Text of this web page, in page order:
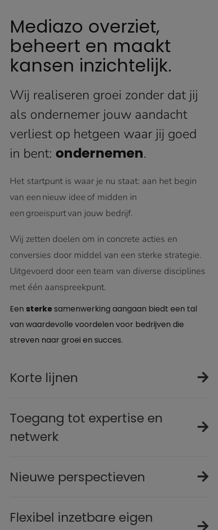
Mediazo overziet,
beheert en maakt
kansen inzichtelijk.
Wij realiseren groei zonder dat jij
als ondernemer jouw aandacht
verliest op hetgeen waar jij goed
in bent: ondernemen.
Het startpunt is waar je nu staat: aan het begin
van een nieuw idee of midden in
een groeispurt van jouw bedrijf.
Wij zetten doelen om in concrete acties en
conversies door middel van een sterke strategie.
Uitgevoerd door een team van diverse disciplines
met één aanspreekpunt.
Een sterkesamenwerking aangaan biedt een tal
van waardevolle voordelen voor bedrijven die
streven naar groei en succes.
Korte lijnen
Toegang tot expertise en
netwerk
Nieuwe perspectieven
Flexibel inzetbare eigen